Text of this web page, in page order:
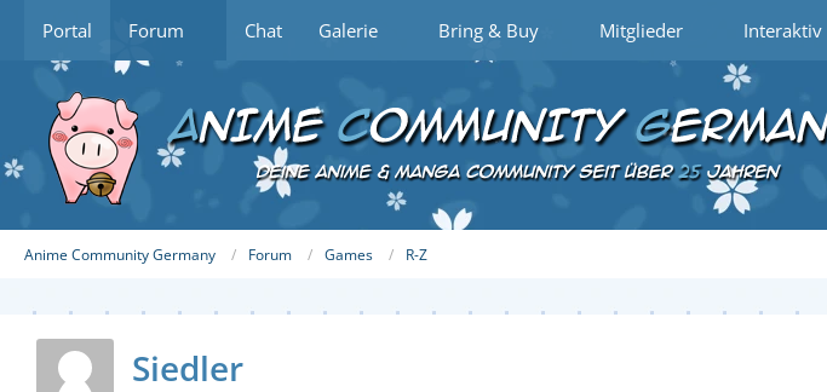
Portal Forum Chat Galerie Bring & Buy Mitglieder Interaktiv
Anime Community Germany Forum Games R-Z
Siedler